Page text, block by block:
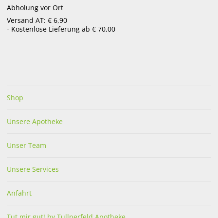
Was haben Händedruck und Zehennägel gemeinsam? Sie
Abholung vor Ort
Versand AT: € 6,90
- Kostenlose Lieferung ab € 70,00
Shop
Unsere Apotheke
Unser Team
Unsere Services
Anfahrt